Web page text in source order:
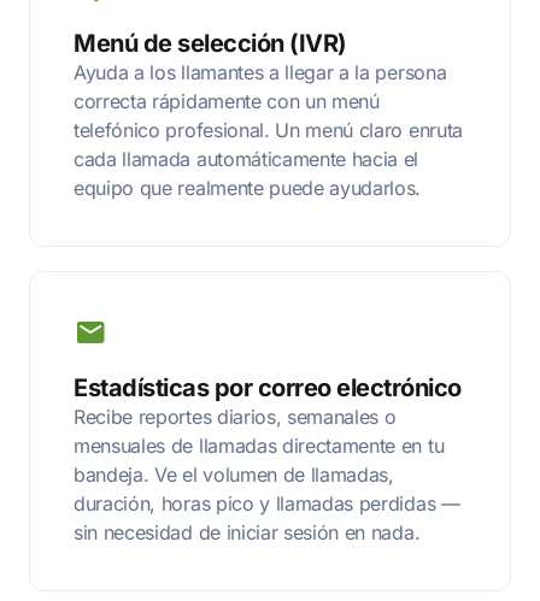
Menú de selección (IVR)
Ayuda a los llamantes a llegar a la persona
correcta rápidamente con un menú
telefónico profesional. Un menú claro enruta
cada llamada automáticamente hacia el
equipo que realmente puede ayudarlos.
Estadísticas por correo electrónico
Recibe reportes diarios, semanales o
mensuales de llamadas directamente en tu
bandeja. Ve el volumen de llamadas,
duración, horas pico y llamadas perdidas —
sin necesidad de iniciar sesión en nada.